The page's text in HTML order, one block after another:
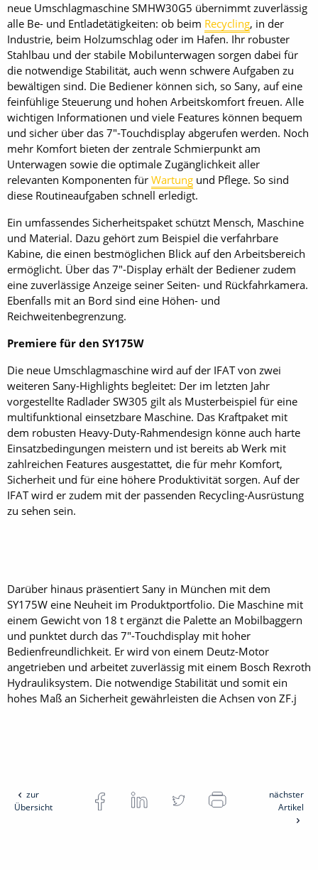
neue Umschlagmaschine SMHW30G5 übernimmt zuverlässig
alle Be- und Entladetätigkeiten: ob beim Recycling, in der
Industrie, beim Holzumschlag oder im Hafen. Ihr robuster
Stahlbau und der stabile Mobilunterwagen sorgen dabei für
die notwendige Stabilität, auch wenn schwere Aufgaben zu
bewältigen sind. Die Bediener können sich, so Sany, auf eine
feinfühlige Steuerung und hohen Arbeitskomfort freuen. Alle
wichtigen Informationen und viele Features können bequem
und sicher über das 7"-Touchdisplay abgerufen werden. Noch
mehr Komfort bieten der zentrale Schmierpunkt am
Unterwagen sowie die optimale Zugänglichkeit aller
relevanten Komponenten für Wartung und Pflege. So sind
diese Routineaufgaben schnell erledigt.
Ein umfassendes Sicherheitspaket schützt Mensch, Maschine
und Material. Dazu gehört zum Beispiel die verfahrbare
Kabine, die einen bestmöglichen Blick auf den Arbeitsbereich
ermöglicht. Über das 7"-Display erhält der Bediener zudem
eine zuverlässige Anzeige seiner Seiten- und Rückfahrkamera.
Ebenfalls mit an Bord sind eine Höhen- und
Reichweitenbegrenzung.
Premiere für den SY175W
Die neue Umschlagmaschine wird auf der IFAT von zwei
weiteren Sany-Highlights begleitet: Der im letzten Jahr
vorgestellte Radlader SW305 gilt als Musterbeispiel für eine
multifunktional einsetzbare Maschine. Das Kraftpaket mit
dem robusten Heavy-Duty-Rahmendesign könne auch harte
Einsatzbedingungen meistern und ist bereits ab Werk mit
zahlreichen Features ausgestattet, die für mehr Komfort,
Sicherheit und für eine höhere Produktivität sorgen. Auf der
IFAT wird er zudem mit der passenden Recycling-Ausrüstung
zu sehen sein.
Darüber hinaus präsentiert Sany in München mit dem
SY175W eine Neuheit im Produktportfolio. Die Maschine mit
einem Gewicht von 18 t ergänzt die Palette an Mobilbaggern
und punktet durch das 7"-Touchdisplay mit hoher
Bedienfreundlichkeit. Er wird von einem Deutz-Motor
angetrieben und arbeitet zuverlässig mit einem Bosch Rexroth
Hydrauliksystem. Die notwendige Stabilität und somit ein
hohes Maß an Sicherheit gewährleisten die Achsen von ZF.j
zur
Übersicht
nächster
Artikel